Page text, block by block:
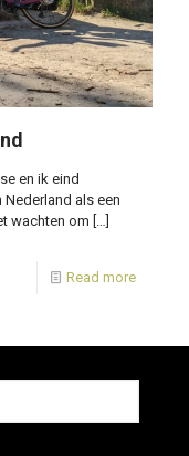
en ik eind
als een
wachten om […]
Read more